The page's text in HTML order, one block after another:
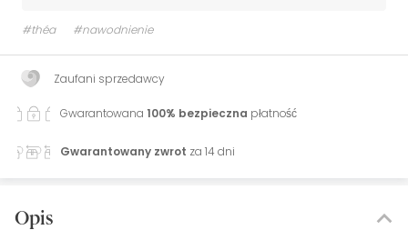
#théa #nawodnienie
Zaufani sprzedawcy
Gwarantowana 100% bezpieczna płatność
Gwarantowany zwrot za 14 dni
Opis